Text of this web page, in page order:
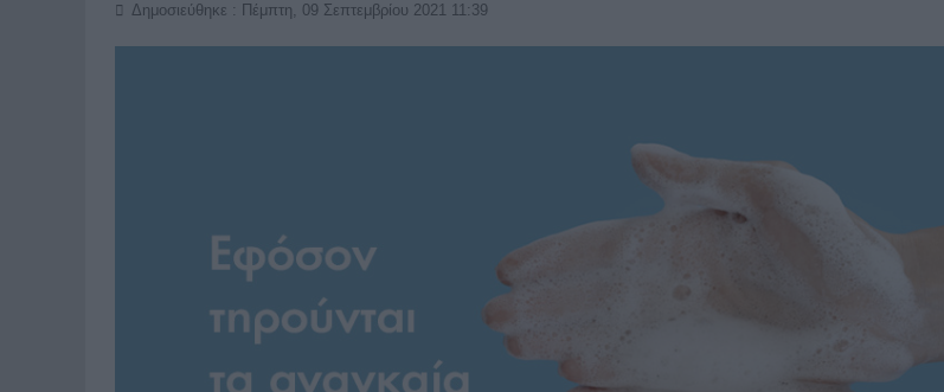
Δημοσιεύθηκε : Πέμπτη, 09 Σεπτεμβρίου 2021 11:39